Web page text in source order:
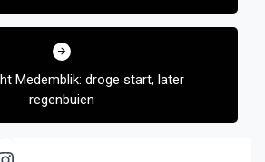
Medemblik: droge start, later
regenbuien